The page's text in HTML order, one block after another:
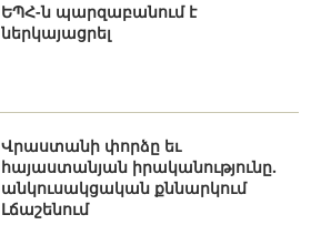
ԵՊՀ-ն պարզաբանում է
ներկայացրել
Վրաստանի փորձը եւ
հայաստանյան իրականությունը.
անկուսակցական քննարկում
Լճաշենում